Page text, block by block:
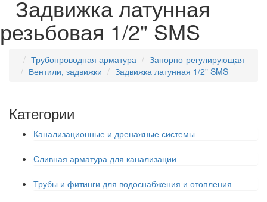
Задвижка латунная
резьбовая 1/2" SMS
Трубопроводная арматура
Запорно-регулирующая
Вентили, задвижки
Задвижка латунная 1/2" SMS
Категории
Канализационные и дренажные системы
Сливная арматура для канализации
Трубы и фитинги для водоснабжения и отопления